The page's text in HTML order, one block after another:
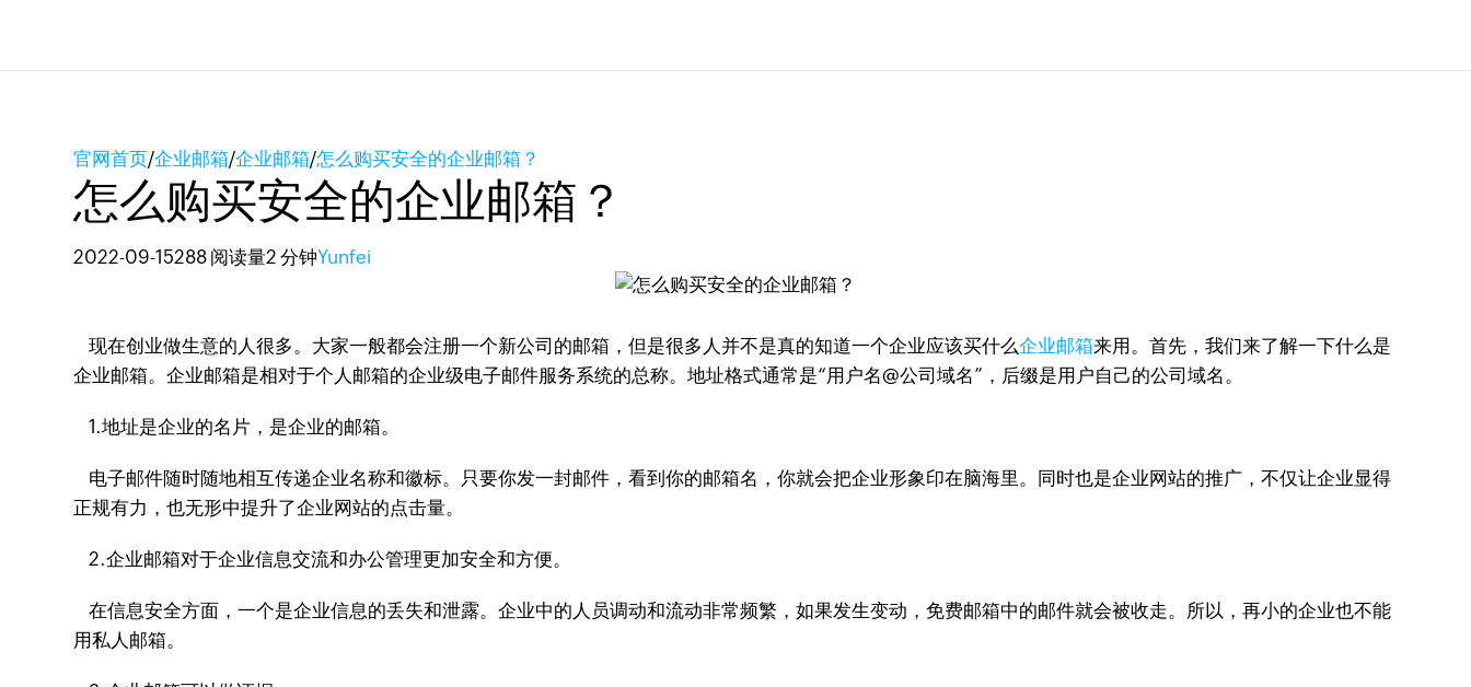
官网首页/企业邮箱/企业邮箱/怎么购买安全的企业邮箱？
怎么购买安全的企业邮箱？
2022-09-15288 阅读量2 分钟Yunfei
现在创业做生意的人很多。大家一般都会注册一个新公司的邮箱，但是很多人并不是真的知道一个企业应该买什么企业邮箱来用。首先，我们来了解一下什么是
企业邮箱。企业邮箱是相对于个人邮箱的企业级电子邮件服务系统的总称。地址格式通常是“用户名@公司域名”，后缀是用户自己的公司域名。
1.地址是企业的名片，是企业的邮箱。
电子邮件随时随地相互传递企业名称和徽标。只要你发一封邮件，看到你的邮箱名，你就会把企业形象印在脑海里。同时也是企业网站的推广，不仅让企业显得
正规有力，也无形中提升了企业网站的点击量。
2.企业邮箱对于企业信息交流和办公管理更加安全和方便。
在信息安全方面，一个是企业信息的丢失和泄露。企业中的人员调动和流动非常频繁，如果发生变动，免费邮箱中的邮件就会被收走。所以，再小的企业也不能
用私人邮箱。